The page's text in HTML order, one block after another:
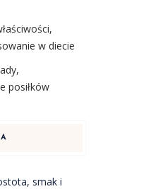
w diecie
posiłków
smak i